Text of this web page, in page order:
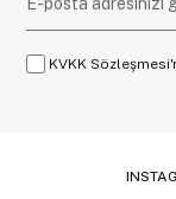
KVKK